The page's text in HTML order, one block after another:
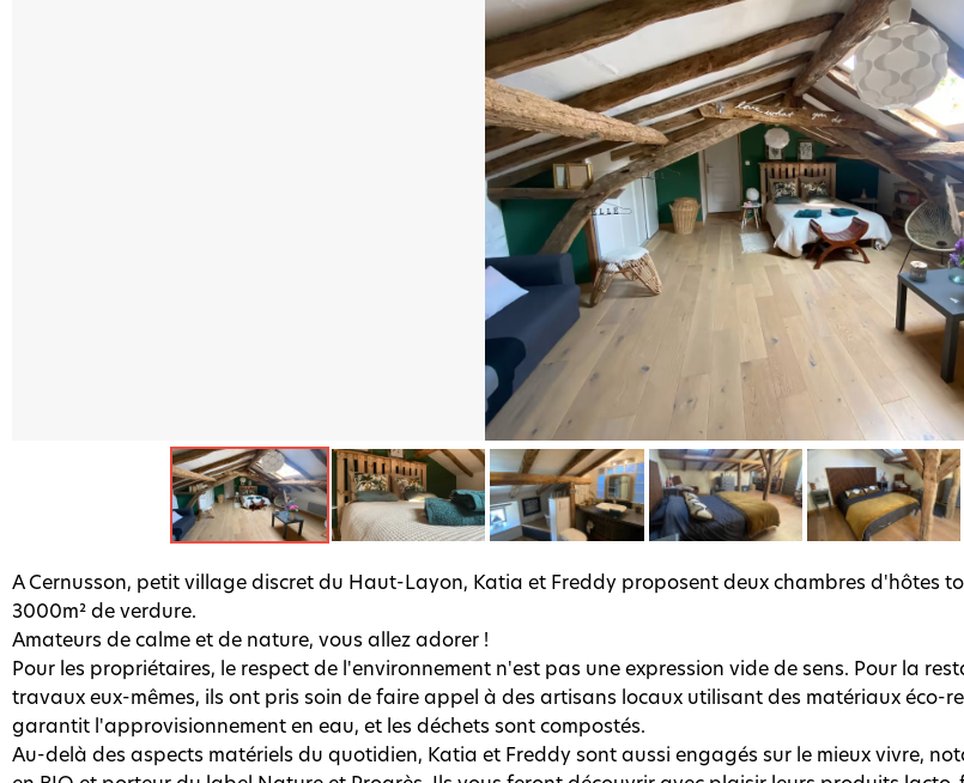
A Cernusson, petit village discret du Haut-Layon, Katia et Freddy proposent deux chambres d'hôtes
3000m² de verdure.
Amateurs de calme et de nature, vous allez adorer !
Pour les propriétaires, le respect de l'environnement n'est pas une expression vide de sens. Pour la
travaux eux-mêmes, ils ont pris soin de faire appel à des artisans locaux utilisant des matériaux éco-
garantit l'approvisionnement en eau, et les déchets sont compostés.
Au-delà des aspects matériels du quotidien, Katia et Freddy sont aussi engagés sur le mieux vivre,